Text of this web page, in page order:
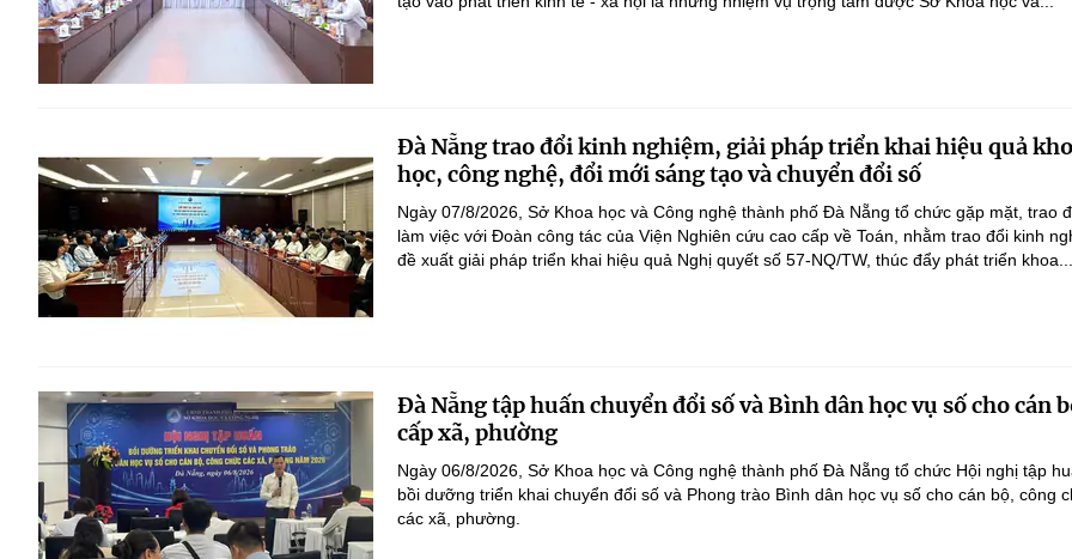
Đà Nẵng trao đổi kinh nghiệm, giải pháp triển khai hiệu quả
học, công nghệ, đổi mới sáng tạo và chuyển đổi số
Ngày 07/8/2026, Sở Khoa học và Công nghệ thành phố Đà Nẵng tổ chức gặp mặt, trao
làm việc với Đoàn công tác của Viện Nghiên cứu cao cấp về Toán, nhằm trao đổi kinh
đề xuất giải pháp triển khai hiệu quả Nghị quyết số 57-NQ/TW, thúc đẩy phát triển khoa...
Đà Nẵng tập huấn chuyển đổi số và Bình dân học vụ số cho cán
cấp xã, phường
Ngày 06/8/2026, Sở Khoa học và Công nghệ thành phố Đà Nẵng tổ chức Hội nghị tập
bồi dưỡng triển khai chuyển đổi số và Phong trào Bình dân học vụ số cho cán bộ, công
các xã, phường.